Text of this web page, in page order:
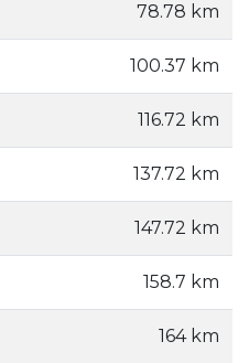
78.78 km
100.37 km
116.72 km
137.72 km
147.72 km
158.7 km
164 km